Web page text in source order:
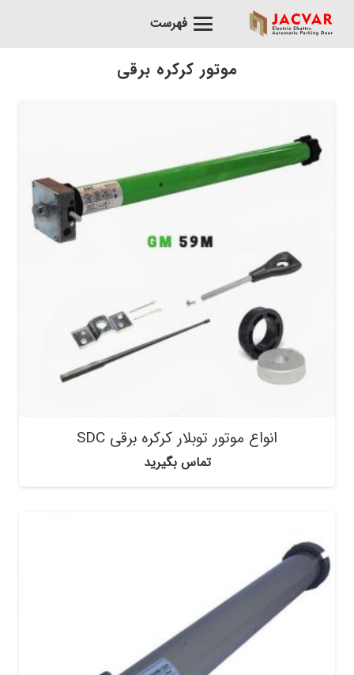
فهرست
موتور کرکره برقی
انواع موتور توبلار کرکره برقی SDC
تماس بگیرید